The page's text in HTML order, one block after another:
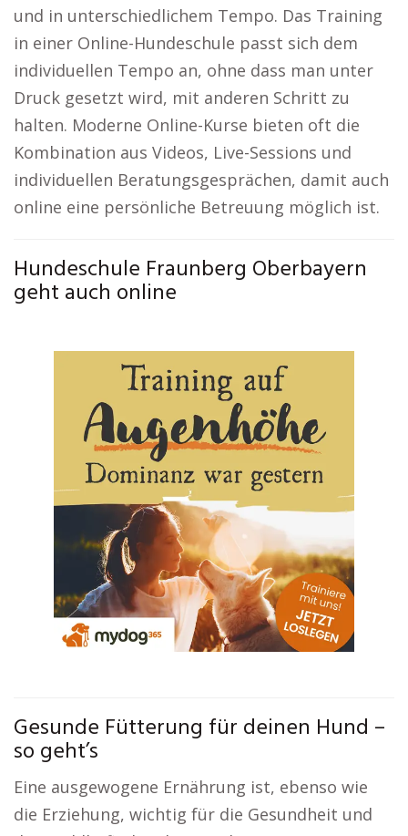
und in unterschiedlichem Tempo. Das Training
in einer Online-Hundeschule passt sich dem
individuellen Tempo an, ohne dass man unter
Druck gesetzt wird, mit anderen Schritt zu
halten. Moderne Online-Kurse bieten oft die
Kombination aus Videos, Live-Sessions und
individuellen Beratungsgesprächen, damit auch
online eine persönliche Betreuung möglich ist.
Hundeschule Fraunberg Oberbayern
geht auch online
Gesunde Fütterung für deinen Hund –
so geht’s
Eine ausgewogene Ernährung ist, ebenso wie
die Erziehung, wichtig für die Gesundheit und